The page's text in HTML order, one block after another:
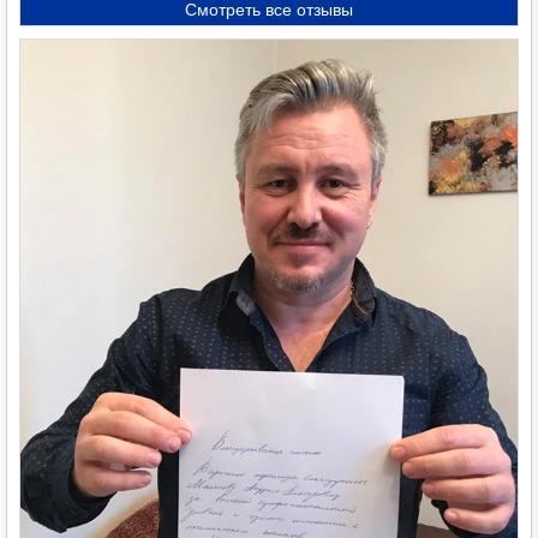
Смотреть все отзывы